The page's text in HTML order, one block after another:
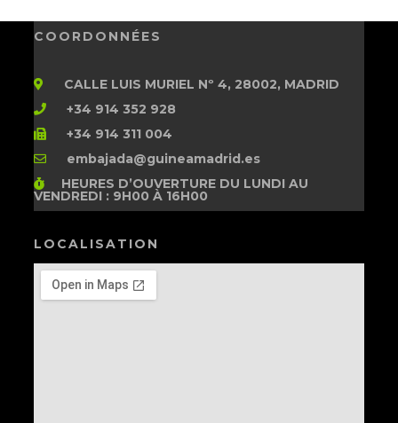
COORDONNÉES
CALLE LUIS MURIEL Nº 4, 28002, MADRID
+34 914 352 928
+34 914 311 004
embajada@guineamadrid.es
HEURES D’OUVERTUREDU LUNDI AU
VENDREDI : 9H00 À 16H00
LOCALISATION